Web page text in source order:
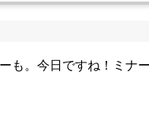
も。今日ですね！ミナ